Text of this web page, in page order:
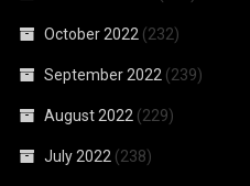
October 2022 (232)
September 2022 (239)
August 2022 (229)
July 2022 (238)